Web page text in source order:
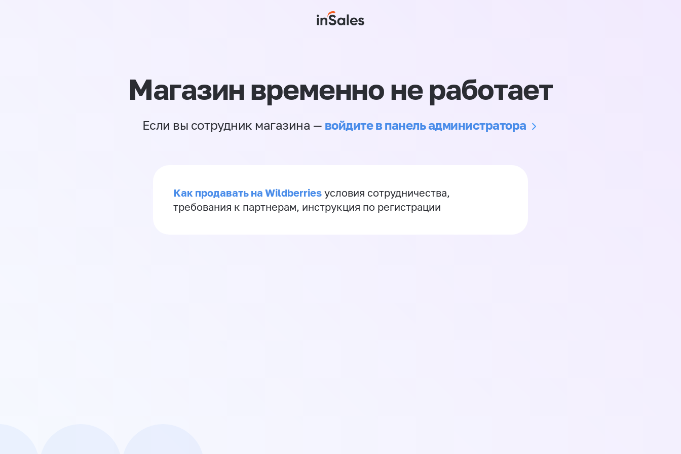
Магазин временно не работает
Если вы сотрудник магазина — войдите в панель администратора
Как продавать на Wildberries условия сотрудничества,
требования к партнерам, инструкция по регистрации